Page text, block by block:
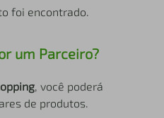
foi encontrado.
um Parceiro?
, você poderá
de produtos.